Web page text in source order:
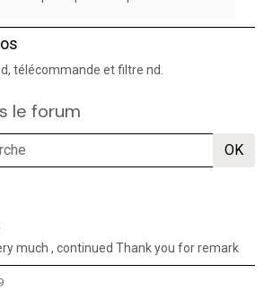
télécommande et filtre nd.
le forum
OK
much , continued Thank you for remark